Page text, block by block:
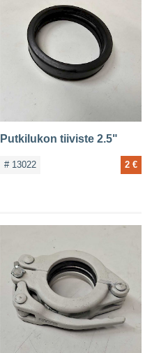
Putkilukon tiiviste 2.5"
# 13022 2 €